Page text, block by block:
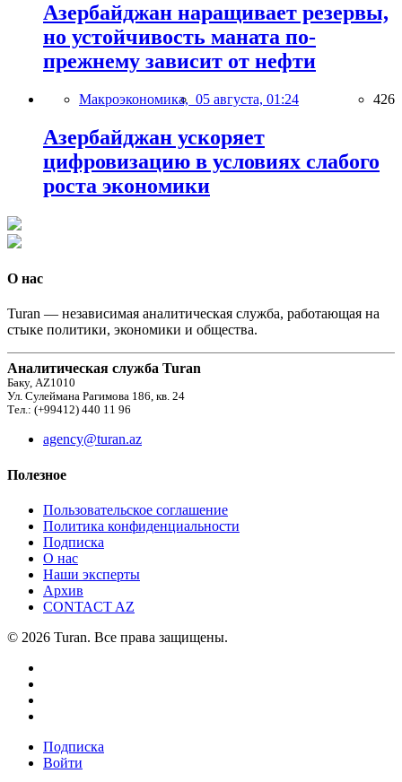
Азербайджан наращивает резервы,
но устойчивость маната по-
прежнему зависит от нефти
Макроэкономика, 05 августа, 01:24 426
Азербайджан ускоряет
цифровизацию в условиях слабого
роста экономики
О нас
Turan — независимая аналитическая служба, работающая на
стыке политики, экономики и общества.
Аналитическая служба Turan
Баку, AZ1010
Ул. Сулеймана Рагимова 186, кв. 24
Тел.: (+99412) 440 11 96
agency@turan.az
Полезное
Пользовательское соглашение
Политика конфиденциальности
Подписка
О нас
Наши эксперты
Архив
CONTACT AZ
© 2026 Turan. Все права защищены.
Подписка
Войти